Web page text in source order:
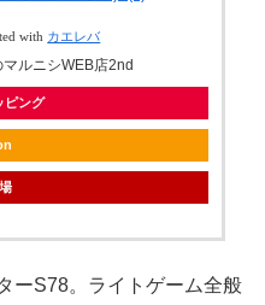
with カエレバ
マルニシWEB店2nd
ピング
ーS78。ライトゲーム全般